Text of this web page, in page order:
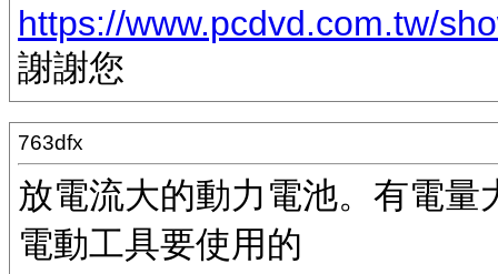
https://www.pcdvd.com.tw/
謝謝您
763dfx
放電流大的動力電池。有電量
電動工具要使用的